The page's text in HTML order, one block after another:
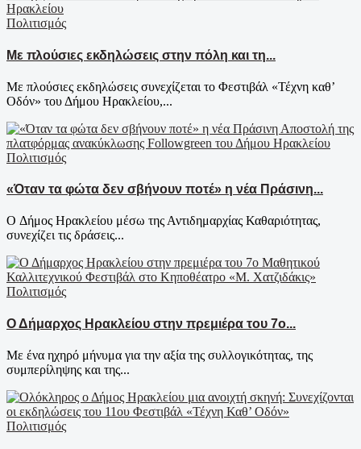
Πολιτισμός
Με πλούσιες εκδηλώσεις στην πόλη και τη...
Με πλούσιες εκδηλώσεις συνεχίζεται το Φεστιβάλ «Τέχνη καθ’
Οδόν» του Δήμου Ηρακλείου,...
Πολιτισμός
«Όταν τα φώτα δεν σβήνουν ποτέ» η νέα Πράσινη...
Ο Δήμος Ηρακλείου μέσω της Αντιδημαρχίας Καθαριότητας,
συνεχίζει τις δράσεις...
Πολιτισμός
Ο Δήμαρχος Ηρακλείου στην πρεμιέρα του 7ο...
Με ένα ηχηρό μήνυμα για την αξία της συλλογικότητας, της
συμπερίληψης και της...
Πολιτισμός